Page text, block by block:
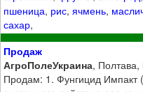
пшеница, рис,ячмень,
сахар,
Продаж
АгроПолеУкраина, Полтава,
Продам: 1. Фунгицид Импакт